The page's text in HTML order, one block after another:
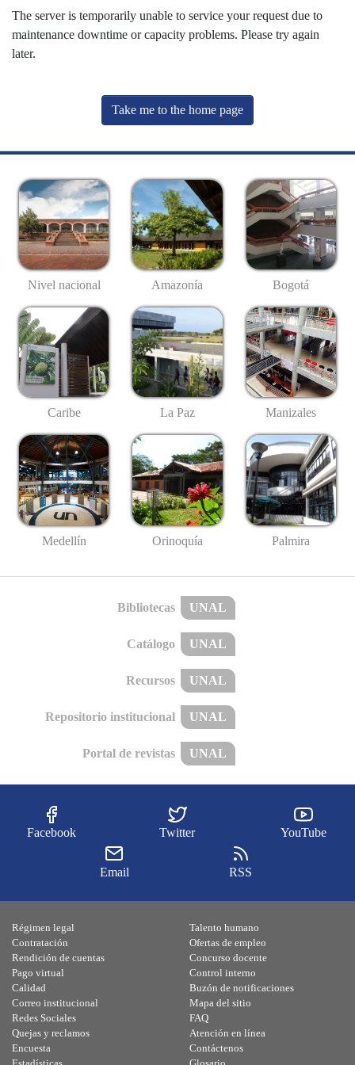
The server is temporarily unable to service your request due to
maintenance downtime or capacity problems. Please try again
later.
Take me to the home page
Nivel nacional Amazonía Bogotá
Caribe La Paz Manizales
Medellín Orinoquía Palmira
Bibliotecas UNAL
Catálogo UNAL
Recursos UNAL
Repositorio institucional UNAL
Portal de revistas UNAL
Facebook Twitter YouTube
Email RSS
Régimen legal
Contratación
Rendición de cuentas
Pago virtual
Calidad
Talento humano
Ofertas de empleo
Concurso docente
Control interno
Buzón de notificaciones
Correo institucional
Redes Sociales
Quejas y reclamos
Encuesta
Mapa del sitio
FAQ
Atención en línea
Contáctenos